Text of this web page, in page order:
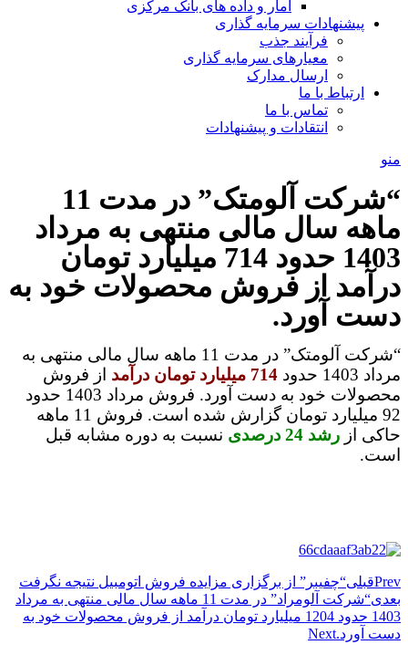
آمار و داده های بانک مرکزی
پیشنهادات سرمایه گذاری
فرآیند جذب
معیارهای سرمایه گذاری
ارسال مدارک
ارتباط با ما
تماس با ما
انتقادات و پیشنهادات
منو
“شرکت آلومتک” در مدت 11
ماهه سال مالی منتهی به مرداد
1403 حدود 714 میلیارد تومان
درآمد از فروش محصولات خود به
دست آورد.
“شرکت آلومتک” در مدت 11 ماهه سال مالی منتهی به
مرداد 1403 حدود
714 میلیارد تومان درآمد
از فروش
محصولات خود به دست آورد. فروش مرداد 1403 حدود
92 میلیارد تومان گزارش شده است. فروش 11 ماهه
حاکی از رشد 24 درصدی
نسبت به دوره مشابه قبل
است.
Prevقبلی“چفیبر” از برگزاری مزایده فروش اتومبیل نتیجه نگرفت
بعدی
“شرکت آلومراد” در مدت 11 ماهه سال مالی منتهی به مرداد
1403 حدود 1204 میلیارد تومان درآمد از فروش محصولات خود به
دست آورد.Next